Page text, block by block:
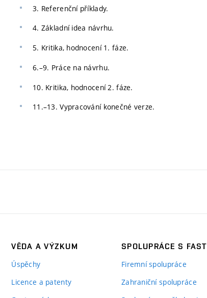
3. Referenční příklady.
4. Základní idea návrhu.
5. Kritika, hodnocení 1. fáze.
6.–9. Práce na návrhu.
10. Kritika, hodnocení 2. fáze.
11.–13. Vypracování konečné verze.
VĚDA A VÝZKUM
Úspěchy
Licence a patenty
SPOLUPRÁCE S FAST
Firemní spolupráce
Zahraniční spolupráce